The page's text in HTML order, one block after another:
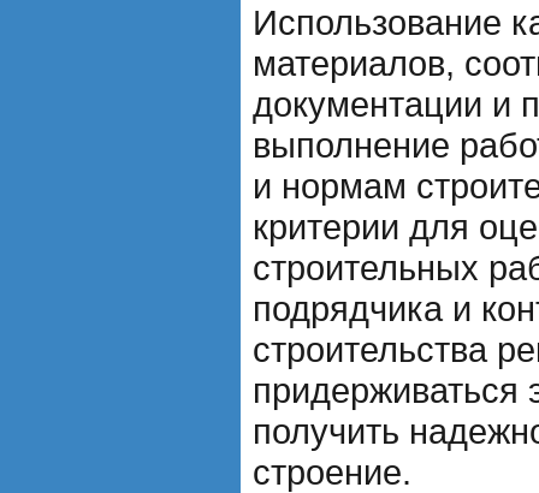
Использование
материалов,
документации и
выполнение
и нормам
критерии для
строительных
подрядчика и
строительства
придерживаться
получить
строение.